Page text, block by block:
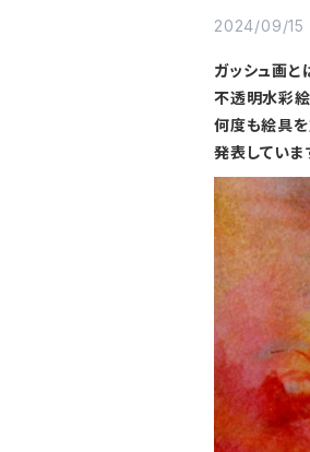
2024/09/15
ガッシュ画と
不透明水彩
何度も絵具
発表していま